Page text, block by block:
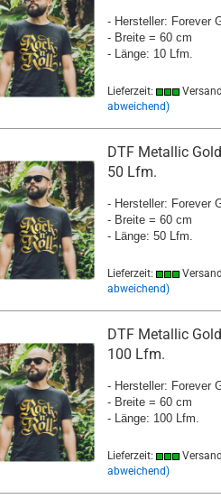
- Hersteller: Forever
- Breite = 60 cm
- Länge: 10 Lfm.
Lieferzeit:
abweichend)
DTF Metallic
50 Lfm.
- Hersteller: Forever
- Breite = 60 cm
- Länge: 50 Lfm.
Lieferzeit:
abweichend)
DTF Metallic
100 Lfm.
- Hersteller: Forever
- Breite = 60 cm
- Länge: 100 Lfm.
Lieferzeit:
abweichend)